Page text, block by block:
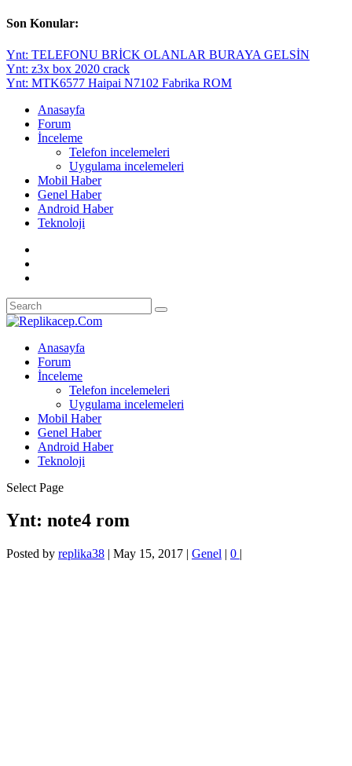
Son Konular:
Ynt: TELEFONU BRİCK OLANLAR BURAYA GELSİN
Ynt: z3x box 2020 crack
Ynt: MTK6577 Haipai N7102 Fabrika ROM
Anasayfa
Forum
İnceleme
Telefon incelemeleri
Uygulama incelemeleri
Mobil Haber
Genel Haber
Android Haber
Teknoloji
Anasayfa
Forum
İnceleme
Telefon incelemeleri
Uygulama incelemeleri
Mobil Haber
Genel Haber
Android Haber
Teknoloji
Select Page
Ynt: note4 rom
Posted by replika38 | May 15, 2017 | Genel | 0 |